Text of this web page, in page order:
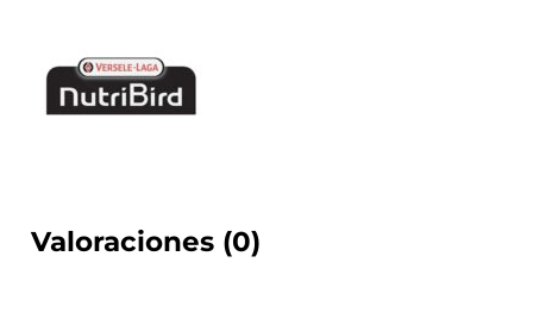
Valoraciones (0)